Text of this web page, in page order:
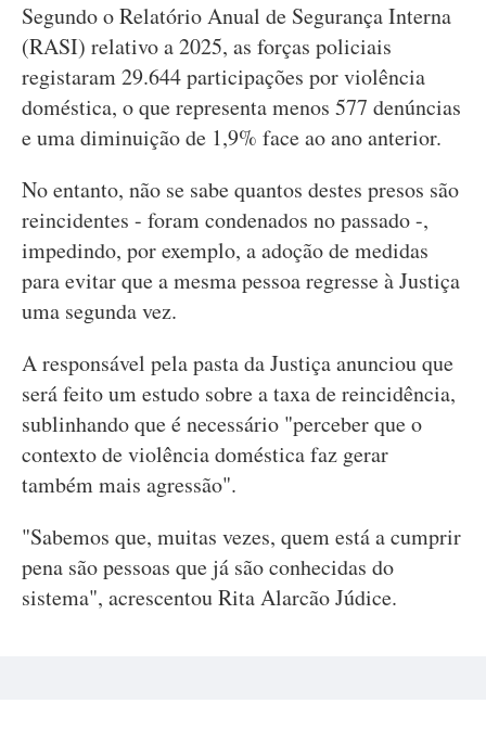
Segundo o Relatório Anual de Segurança Interna
(RASI) relativo a 2025, as forças policiais
registaram 29.644 participações por violência
doméstica, o que representa menos 577 denúncias
e uma diminuição de 1,9% face ao ano anterior.
No entanto, não se sabe quantos destes presos são
reincidentes - foram condenados no passado -,
impedindo, por exemplo, a adoção de medidas
para evitar que a mesma pessoa regresse à Justiça
uma segunda vez.
A responsável pela pasta da Justiça anunciou que
será feito um estudo sobre a taxa de reincidência,
sublinhando que é necessário "perceber que o
contexto de violência doméstica faz gerar
também mais agressão".
"Sabemos que, muitas vezes, quem está a cumprir
pena são pessoas que já são conhecidas do
sistema", acrescentou Rita Alarcão Júdice.